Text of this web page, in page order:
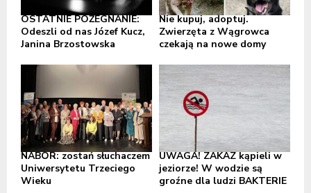
OSTATNIE POŻEGNANIE:
Odeszli od nas Józef Kucz,
Janina Brzostowska
Nie kupuj, adoptuj.
Zwierzęta z Wągrowca
czekają na nowe domy
NABÓR: zostań słuchaczem
Uniwersytetu Trzeciego
Wieku
UWAGA! ZAKAZ kąpieli w
jeziorze! W wodzie są
groźne dla ludzi BAKTERIE